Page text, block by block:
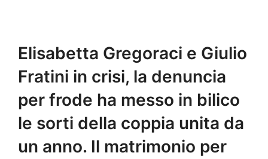
Elisabetta Gregoraci e Giulio
Fratini in crisi, la denuncia
per frode ha messo in bilico
le sorti della coppia unita da
un anno. Il matrimonio per